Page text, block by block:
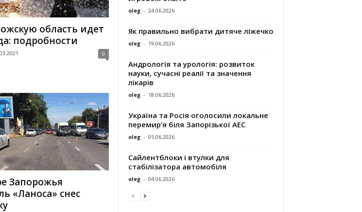
область идет
подробности
0
Запорожья
«Ланоса» снес
oleg - 24.06.2026
Як правильно вибрати дитяче ліжечко
oleg - 19.06.2026
Андрологія та урологія: розвиток
науки, сучасні реалії та значення
лікарів
oleg - 18.06.2026
Україна та Росія оголосили локальне
перемир’я біля Запорізької АЕС
oleg - 05.06.2026
Сайлентблоки і втулки для
стабілізатора автомобіля
oleg - 04.06.2026